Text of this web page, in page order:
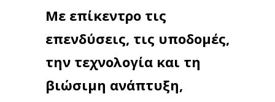
Με επίκεντρο τις
επενδύσεις, τις υποδομές,
την τεχνολογία και τη
βιώσιμη ανάπτυξη,